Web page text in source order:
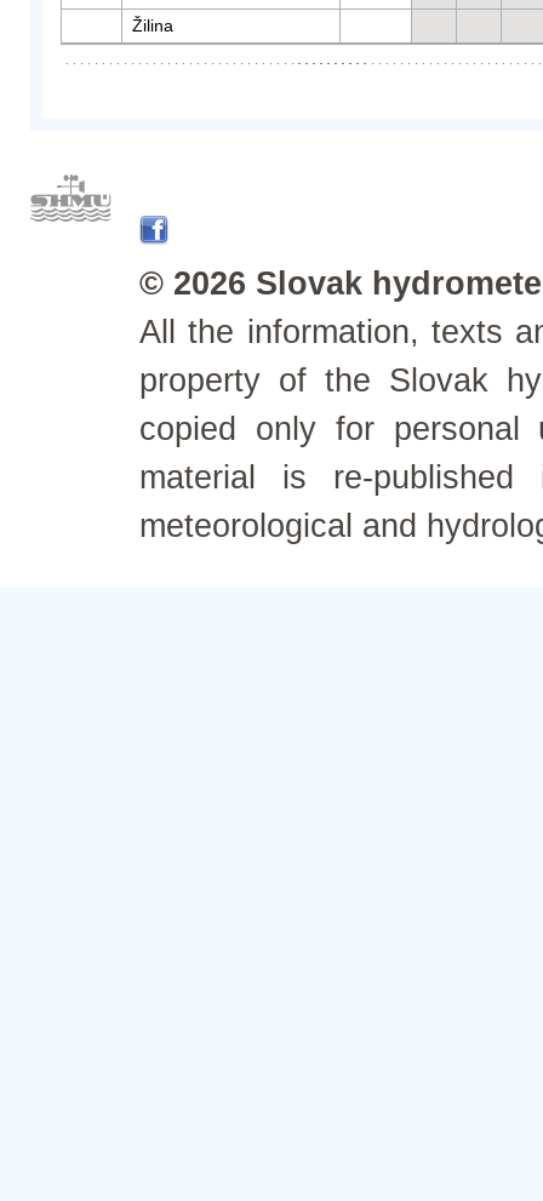
Žilina
© 2026 Slovak
All the information, texts
property of the Slovak
copied only for personal
material is re-
meteorological and